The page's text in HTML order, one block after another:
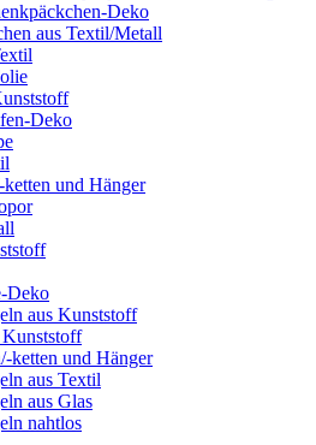
Deko
aus Textil/Metall
Deko
und Hänger
Deko
aus Kunststoff
Kunststoff
ketten und Hänger
aus Textil
aus Glas
nahtlos